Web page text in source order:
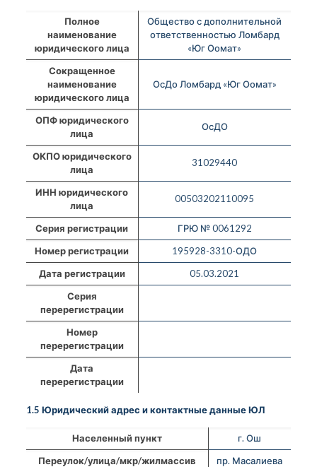
Полное
наименование
юридического лица
Общество с дополнительной
ответственностью Ломбард
«Юг Оомат»
Сокращенное
наименование
юридического лица
ОсДо Ломбард «Юг Оомат»
ОПФ юридического
лица
ОсДО
ОКПО юридического
лица
31029440
ИНН юридического
лица
00503202110095
Серия регистрации
ГРЮ № 0061292
Номер регистрации
195928-3310-ОДО
Дата регистрации
05.03.2021
Серия
перерегистрации
Номер
перерегистрации
Дата
перерегистрации
1.5 Юридический адрес и контактные данные ЮЛ
Населенный пункт
г. Ош
Переулок/улица/мкр/жилмассив
пр. Масалиева